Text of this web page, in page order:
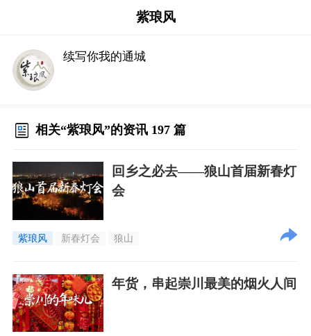
紫琅风
续写你我的通城
相关“紫琅风”的资讯 197 篇
回乡之必去——狼山首届新春灯
会
紫琅风 新春灯会 狼山
年货，串起崇川最美的烟火人间